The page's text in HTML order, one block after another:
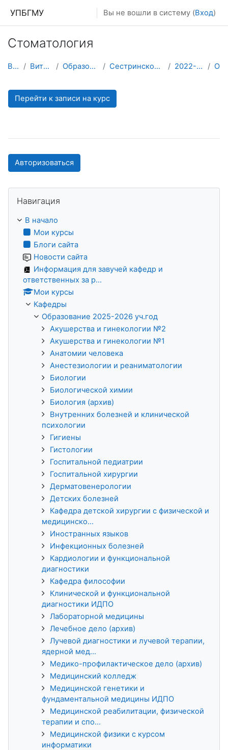
УПБГМУ Вы не вошли в систему (Вход)
Стоматология
В начало Витрина курсов 3KL Образование 2025-2026 уч.год Сестринского дела и паллиативной помощи 2022-2023 УЧЕБНЫЙ ГОД
Перейти к записи на курс
Авторизоваться
Навигация
В начало
Мои курсы
Блоги сайта
Новости сайта
Информация для завучей кафедр и
ответственных за р...
Мои курсы
Кафедры
Образование 2025-2026 уч.год
Акушерства и гинекологии №2
Акушерства и гинекологии №1
Анатомии человека
Анестезиологии и реаниматологии
Биологии
Биологической химии
Биология (архив)
Внутренних болезней и клинической
психологии
Гигиены
Гистологии
Госпитальной педиатрии
Госпитальной хирургии
Дерматовенерологии
Детских болезней
Кафедра детской хирургии с физической и
медицинско...
Иностранных языков
Инфекционных болезней
Кардиологии и функциональной
диагностики
Кафедра философии
Клинической и функциональной
диагностики ИДПО
Лабораторной медицины
Лечебное дело (архив)
Лучевой диагностики и лучевой терапии,
ядерной мед...
Медико-профилактическое дело (архив)
Медицинский колледж
Медицинской генетики и
фундаментальной медицины ИДПО
Медицинской реабилитации, физической
терапии и спо...
Медицинской физики с курсом
информатики